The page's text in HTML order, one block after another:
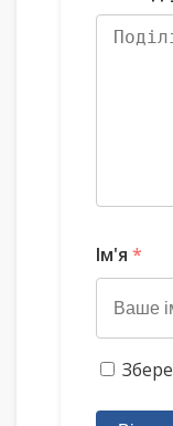
Ім'я *